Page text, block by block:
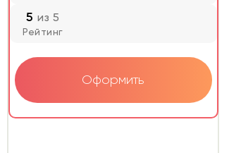
5из 5
Рейтинг
Оформить